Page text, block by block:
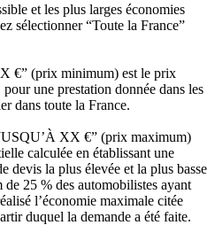
et les plus larges économies
sélectionner “Toute la France”
€” (prix minimum) est le prix
une prestation donnée dans les
dans toute la France.
XX €” (prix maximum)
calculée en établissant une
devis la plus élevée et la plus basse
25 % des automobilistes ayant
l’économie maximale citée
duquel la demande a été faite.